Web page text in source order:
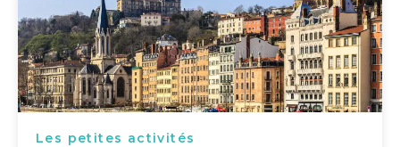
Les petites activités